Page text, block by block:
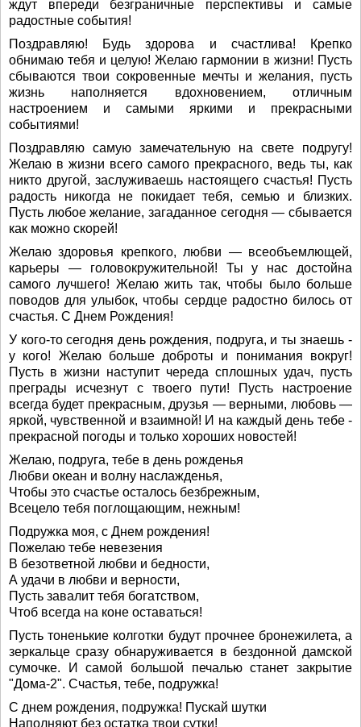
ждут впереди безграничные перспективы и самые
радостные события!
Поздравляю! Будь здорова и счастлива! Крепко
обнимаю тебя и целую! Желаю гармонии в жизни! Пусть
сбываются твои сокровенные мечты и желания, пусть
жизнь наполняется вдохновением, отличным
настроением и самыми яркими и прекрасными
событиями!
Поздравляю самую замечательную на свете подругу!
Желаю в жизни всего самого прекрасного, ведь ты, как
никто другой, заслуживаешь настоящего счастья! Пусть
радость никогда не покидает тебя, семью и близких.
Пусть любое желание, загаданное сегодня — сбывается
как можно скорей!
Желаю здоровья крепкого, любви — всеобъемлющей,
карьеры — головокружительной! Ты у нас достойна
самого лучшего! Желаю жить так, чтобы было больше
поводов для улыбок, чтобы сердце радостно билось от
счастья. С Днем Рождения!
У кого-то сегодня день рождения, подруга, и ты знаешь -
у кого! Желаю больше доброты и понимания вокруг!
Пусть в жизни наступит череда сплошных удач, пусть
преграды исчезнут с твоего пути! Пусть настроение
всегда будет прекрасным, друзья — верными, любовь —
яркой, чувственной и взаимной! И на каждый день тебе -
прекрасной погоды и только хороших новостей!
Желаю, подруга, тебе в день рожденья
Любви океан и волну наслажденья,
Чтобы это счастье осталось безбрежным,
Всецело тебя поглощающим, нежным!
Подружка моя, с Днем рождения!
Пожелаю тебе невезения
В безответной любви и бедности,
А удачи в любви и верности,
Пусть завалит тебя богатством,
Чтоб всегда на коне оставаться!
Пусть тоненькие колготки будут прочнее бронежилета, а
зеркальце сразу обнаруживается в бездонной дамской
сумочке. И самой большой печалью станет закрытие
"Дома-2". Счастья, тебе, подружка!
С днем рождения, подружка! Пускай шутки
Наполняют без остатка твои сутки!